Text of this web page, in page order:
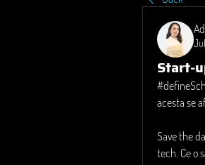
Start-
acesta se
Save the
tech. Ce o